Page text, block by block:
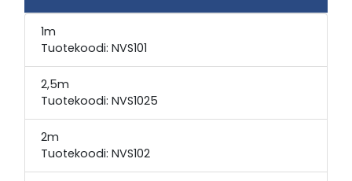
1m
Tuotekoodi: NVS101
2,5m
Tuotekoodi: NVS1025
2m
Tuotekoodi: NVS102